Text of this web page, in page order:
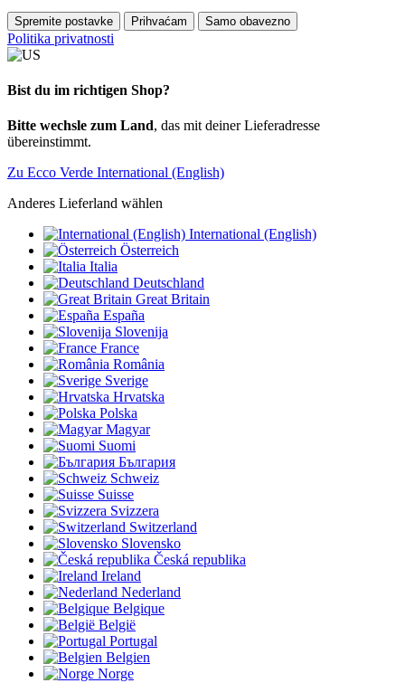
Spremite postavke Prihvaćam Samo obavezno
Politika privatnosti
Bist du im richtigen Shop?
Bitte wechsle zum Land, das mit deiner Lieferadresse
übereinstimmt.
Zu Ecco Verde International (English)
Anderes Lieferland wählen
International (English)
Österreich
Italia
Deutschland
Great Britain
España
Slovenija
France
România
Sverige
Hrvatska
Polska
Magyar
Suomi
България
Schweiz
Suisse
Svizzera
Switzerland
Slovensko
Česká republika
Ireland
Nederland
Belgique
België
Portugal
Belgien
Norge